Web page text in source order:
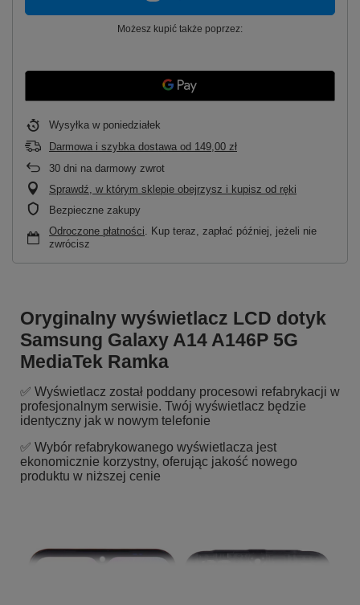
Możesz kupić także poprzez:
Wysyłka w poniedziałek
Darmowa i szybka dostawa od 149,00 zł
30 dni na darmowy zwrot
Sprawdź, w którym sklepie obejrzysz i kupisz od ręki
Bezpieczne zakupy
Odroczone płatności . Kup teraz, zapłać później, jeżeli nie
zwrócisz
Oryginalny wyświetlacz LCD dotyk
Samsung Galaxy A14 A146P 5G
MediaTek Ramka
✅ Wyświetlacz został poddany procesowi refabrykacji w
profesjonalnym serwisie. Twój wyświetlacz będzie
identyczny jak w nowym telefonie
✅ Wybór refabrykowanego wyświetlacza jest
ekonomicznie korzystny, oferując jakość nowego
produktu w niższej cenie